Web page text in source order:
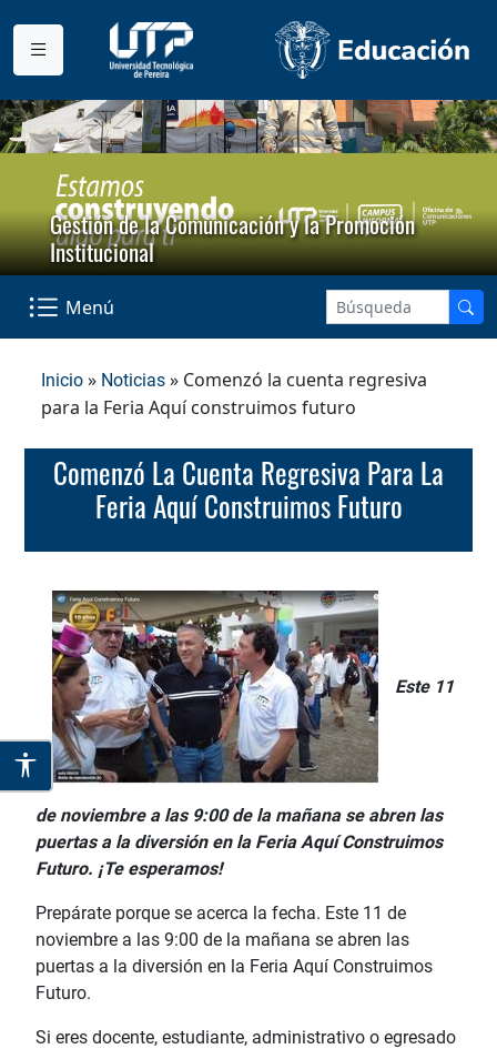
Gestión de la Comunicación y la Promoción
Institucional
Menú
Inicio » Noticias » Comenzó la cuenta regresiva
para la Feria Aquí construimos futuro
Comenzó La Cuenta Regresiva Para La
Feria Aquí Construimos Futuro
Este 11
de noviembre a las 9:00 de la mañana se abren las
puertas a la diversión en la Feria Aquí Construimos
Futuro. ¡Te esperamos!
Prepárate porque se acerca la fecha. Este 11 de
noviembre a las 9:00 de la mañana se abren las
puertas a la diversión en la Feria Aquí Construimos
Futuro.
Si eres docente, estudiante, administrativo o egresado